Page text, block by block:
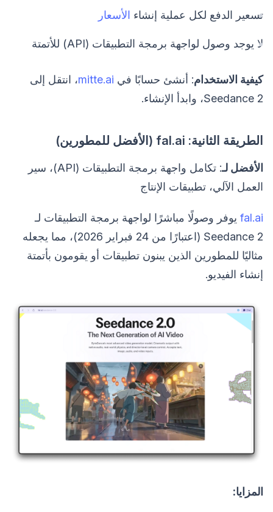
تسعير الدفع لكل عملية إنشاء الأسعار
لا يوجد وصول لواجهة برمجة التطبيقات (API) للأتمتة
كيفية الاستخدام: أنشئ حسابًا في mitte.ai، انتقل إلى
Seedance 2، وابدأ الإنشاء.
الطريقة الثانية: fal.ai (الأفضل للمطورين)
الأفضل لـ
: تكامل واجهة برمجة التطبيقات (API)، سير
العمل الآلي، تطبيقات الإنتاج
fal.ai يوفر وصولًا مباشرًا لواجهة برمجة التطبيقات لـ
Seedance 2 (اعتبارًا من 24 فبراير 2026)، مما يجعله
مثاليًا للمطورين الذين يبنون تطبيقات أو يقومون بأتمتة
إنشاء الفيديو.
المزايا: